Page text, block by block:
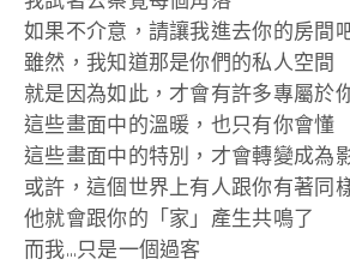
如果不介意，請讓我進去你的房間
雖然，我知道那是你們的私人空間
就是因為如此，才會有許多專屬於
這些畫面中的溫暖，也只有你會懂
這些畫面中的特別，才會轉變成為
或許，這個世界上有人跟你有著同
他就會跟你的「家」產生共鳴了
而我…只是一個過客